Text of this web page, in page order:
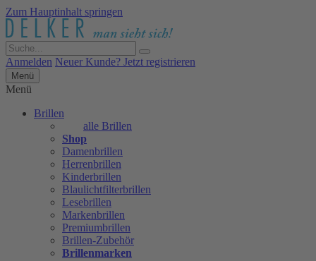
Zum Hauptinhalt springen
Anmelden Neuer Kunde? Jetzt registrieren
Menü
Menü
Brillen
alle Brillen
Shop
Damenbrillen
Herrenbrillen
Kinderbrillen
Blaulichtfilterbrillen
Lesebrillen
Markenbrillen
Premiumbrillen
Brillen-Zubehör
Brillenmarken